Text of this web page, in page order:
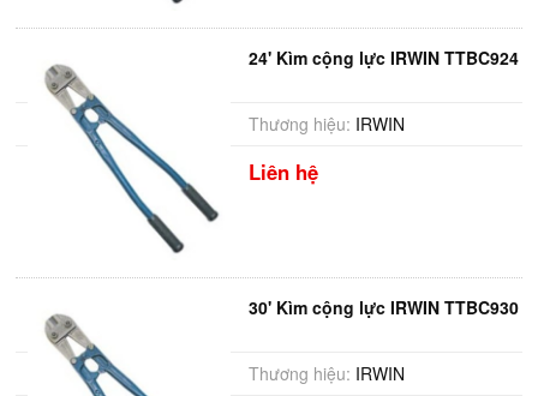
24' Kìm cộng lực IRWIN TTBC924
Thương hiệu: IRWIN
Liên hệ
30' Kìm cộng lực IRWIN TTBC930
Thương hiệu: IRWIN